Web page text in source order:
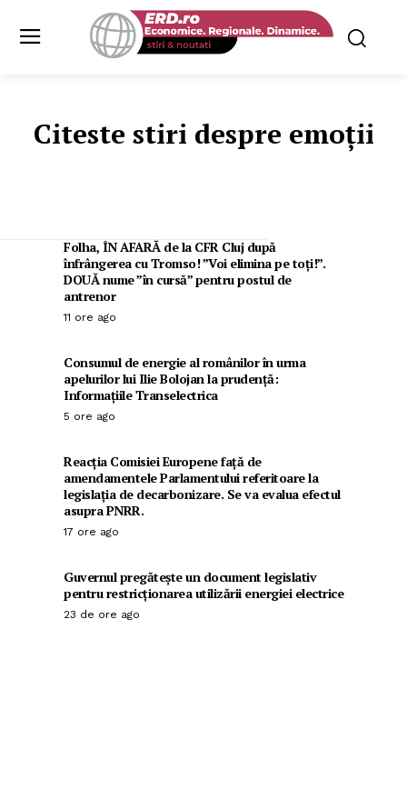
Citeste stiri despre emoții
Folha, ÎN AFARĂ de la CFR Cluj după
înfrângerea cu Tromso! ”Voi elimina pe toți!”.
DOUĂ nume ”în cursă” pentru postul de
antrenor
11 ore ago
Consumul de energie al românilor în urma
apelurilor lui Ilie Bolojan la prudență:
Informațiile Transelectrica
5 ore ago
Reacția Comisiei Europene față de
amendamentele Parlamentului referitoare la
legislația de decarbonizare. Se va evalua efectul
asupra PNRR.
17 ore ago
Guvernul pregătește un document legislativ
pentru restricționarea utilizării energiei electrice
23 de ore ago